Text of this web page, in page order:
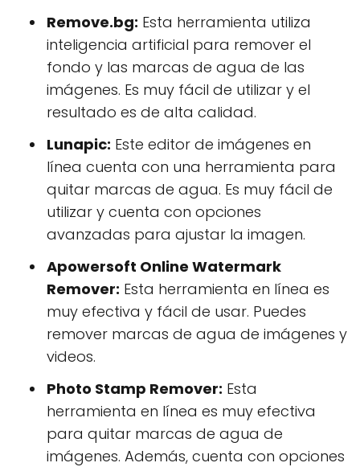
Remove.bg: Esta herramienta utiliza
inteligencia artificial para remover el
fondo y las marcas de agua de las
imágenes. Es muy fácil de utilizar y el
resultado es de alta calidad.
Lunapic: Este editor de imágenes en
línea cuenta con una herramienta para
quitar marcas de agua. Es muy fácil de
utilizar y cuenta con opciones
avanzadas para ajustar la imagen.
Apowersoft Online Watermark
Remover: Esta herramienta en línea es
muy efectiva y fácil de usar. Puedes
remover marcas de agua de imágenes y
videos.
Photo Stamp Remover: Esta
herramienta en línea es muy efectiva
para quitar marcas de agua de
imágenes. Además, cuenta con opciones